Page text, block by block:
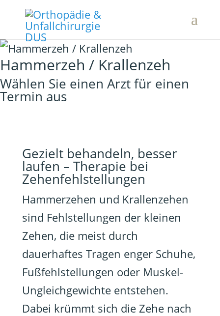
Hammerzeh / Krallenzeh
Wählen Sie einen Arzt für einen
Termin aus
Gezielt behandeln, besser
laufen – Therapie bei
Zehenfehlstellungen
Hammerzehen und Krallenzehen
sind Fehlstellungen der kleinen
Zehen, die meist durch
dauerhaftes Tragen enger Schuhe,
Fußfehlstellungen oder Muskel-
Ungleichgewichte entstehen.
Dabei krümmt sich die Zehe nach